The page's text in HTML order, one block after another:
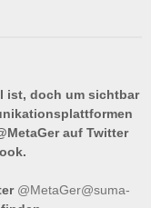
ist, doch um sichtbar
auf Twitter
@MetaGer@suma-